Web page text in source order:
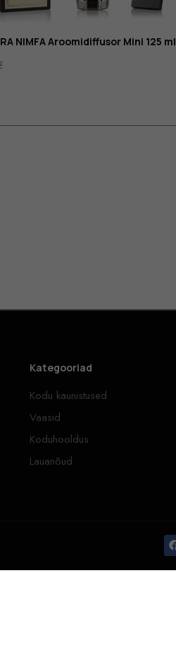
NIMFA Aroomidiffusor Mini 125 ml
Kategooriad
Kodu kaunistused
Vaasid
Koduhooldus
Lauanõud